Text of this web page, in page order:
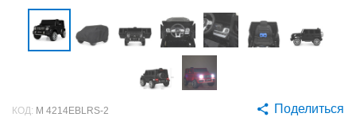
КОД: M 4214EBLRS-2 Поделиться